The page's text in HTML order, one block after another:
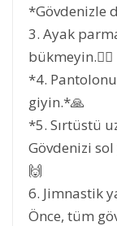
*Gövdenizle
3. Ayak
bükmeyin.🤸‍♂
*4.
giyin.*🙏
*5. Sırtüstü
Gövdenizi
🙌
6. Jimnastik
Önce, tüm